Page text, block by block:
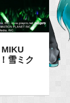
MIKU
雪ミク